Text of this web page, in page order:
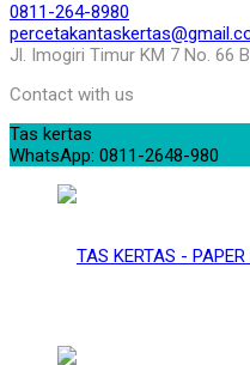
0811-264-8980
Jl. Imogiri Timur KM 7 No. 66
Contact with us
Tas kertas
WhatsApp: 0811-2648-980